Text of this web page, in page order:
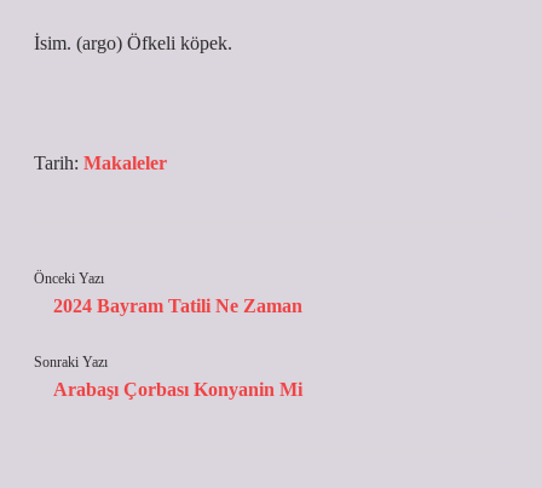
İsim. (argo) Öfkeli köpek.
Tarih: Makaleler
Önceki Yazı
2024 Bayram Tatili Ne Zaman
Sonraki Yazı
Arabaşı Çorbası Konyanin Mi